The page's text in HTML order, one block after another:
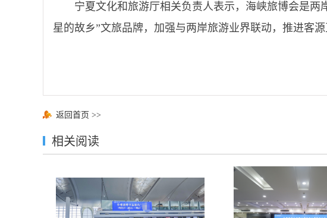
宁夏文化和旅游厅相关负责人表示，海峡旅博会是两
星的故乡”文旅品牌，加强与两岸旅游业界联动，推进客
返回首页 >>
相关阅读